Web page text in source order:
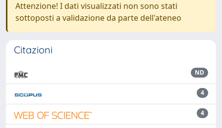
Attenzione! I dati visualizzati non sono stati
sottoposti a validazione da parte dell'ateneo
Citazioni
ND
4
4